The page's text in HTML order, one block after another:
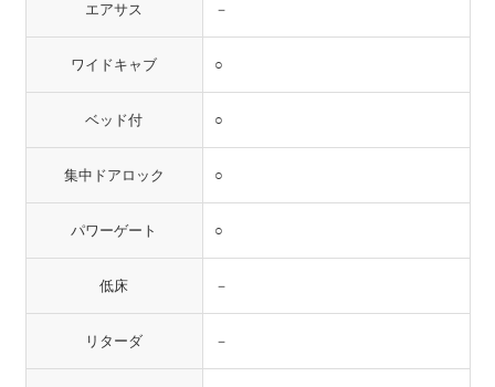
エアサス －
ワイドキャブ ○
ベッド付 ○
集中ドアロック ○
パワーゲート ○
低床 －
リターダ －